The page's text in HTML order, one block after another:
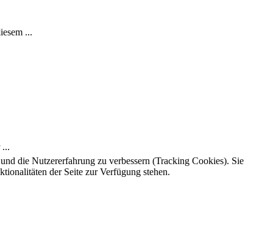
...
...
die Nutzererfahrung zu verbessern (Tracking Cookies). Sie
der Seite zur Verfügung stehen.